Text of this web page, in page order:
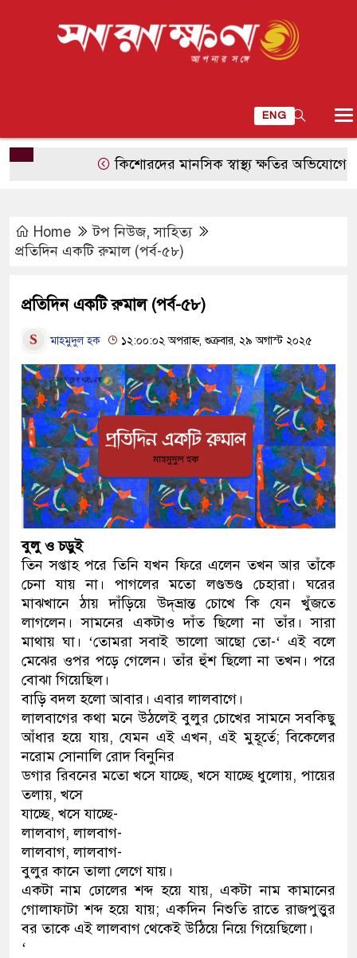
ENG
কিশোরদের মানসিক স্বাস্থ্য ক্ষতির অভিযোগে
Home টপ নিউজ,সাহিত্য
প্রতিদিন একটি রুমাল (পর্ব-৫৮)
প্রতিদিন একটি রুমাল (পর্ব-৫৮)
মাহমুদুল হক ১২:০০:০২ অপরাহ্ন, শুক্রবার, ২৯ অগাস্ট ২০২৫
বুলু ও চড়ুই
তিন সপ্তাহ পরে তিনি যখন ফিরে এলেন তখন আর তাঁকে
চেনা যায় না। পাগলের মতো লণ্ডভণ্ড চেহারা। ঘরের
মাঝখানে ঠায় দাঁড়িয়ে উদ্‌ভ্রান্ত চোখে কি যেন খুঁজতে
লাগলেন। সামনের একটাও দাঁত ছিলো না তাঁর। সারা
মাথায় ঘা। ‘তোমরা সবাই ভালো আছো তো-‘ এই বলে
মেঝের ওপর পড়ে গেলেন। তাঁর হুঁশ ছিলো না তখন। পরে
বোঝা গিয়েছিল।
বাড়ি বদল হলো আবার। এবার লালবাগে।
লালবাগের কথা মনে উঠলেই বুলুর চোখের সামনে সবকিছু
আঁধার হয়ে যায়, যেমন এই এখন, এই মুহূর্তে; বিকেলের
নরোম সোনালি রোদ বিনুনির
ডগার রিবনের মতো খসে যাচ্ছে, খসে যাচ্ছে ধুলোয়, পায়ের
তলায়, খসে
যাচ্ছে, খসে যাচ্ছে-
লালবাগ, লালবাগ-
লালবাগ, লালবাগ-
বুলুর কানে তালা লেগে যায়।
একটা নাম ঢোলের শব্দ হয়ে যায়, একটা নাম কামানের
গোলাফাটা শব্দ হয়ে যায়; একদিন নিশুতি রাতে রাজপুত্তুর
বর তাকে এই লালবাগ থেকেই উঠিয়ে নিয়ে গিয়েছিলো।
‘